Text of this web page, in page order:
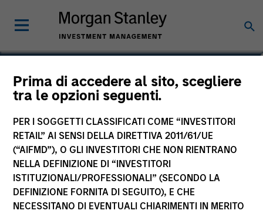
Prima di accedere al sito, scegliere
tra le opzioni seguenti.
PER I SOGGETTI CLASSIFICATI COME “INVESTITORI
RETAIL” AI SENSI DELLA DIRETTIVA 2011/61/UE
(“AIFMD”), O GLI INVESTITORI CHE NON RIENTRANO
NELLA DEFINIZIONE DI “INVESTITORI
ISTITUZIONALI/PROFESSIONALI” (SECONDO LA
DEFINIZIONE FORNITA DI SEGUITO), E CHE
NECESSITANO DI EVENTUALI CHIARIMENTI IN MERITO
Brian Niles
Co-Head of MSREI and Co-Head of